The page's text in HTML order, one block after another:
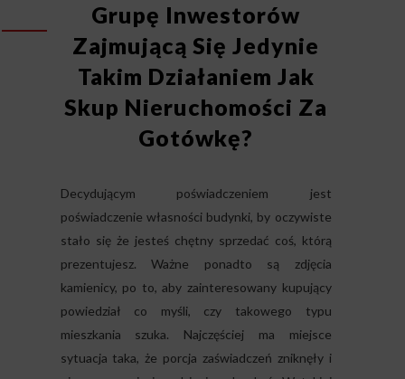
Grupę Inwestorów
Zajmującą Się Jedynie
Takim Działaniem Jak
Skup Nieruchomości Za
Gotówkę?
Decydującym poświadczeniem jest
poświadczenie własności budynki, by oczywiste
stało się że jesteś chętny sprzedać coś, którą
prezentujesz. Ważne ponadto są zdjęcia
kamienicy, po to, aby zainteresowany kupujący
powiedział co myśli, czy takowego typu
mieszkania szuka. Najczęściej ma miejsce
sytuacja taka, że porcja zaświadczeń zniknęły i